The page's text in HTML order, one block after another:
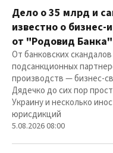
Дело о 35 млрд и
известно о
от "Родовид
От банковских
подсанкционных
производств — бизнес-
Дядечко до сих пор
Украину и несколько
юрисдикций
5.08.2026 08:00